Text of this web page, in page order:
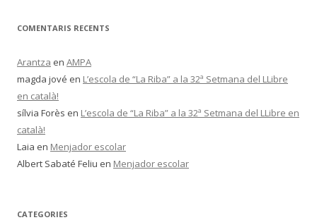
COMENTARIS RECENTS
Arantza en AMPA
magda jové en L’escola de “La Riba” a la 32ª Setmana del LLibre
en català!
sílvia Forès en L’escola de “La Riba” a la 32ª Setmana del LLibre en
català!
Laia en Menjador escolar
Albert Sabaté Feliu en Menjador escolar
CATEGORIES